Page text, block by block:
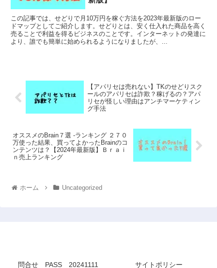
この記事では、せどりで月10万円を稼ぐ方法を2023年最新版のロー
ドマップとしてご紹介します。せどりとは、安く仕入れた商品を高く
売ることで利益を得るビジネスのことです。インターネットの発達に
より、誰でも簡単に始められるようになりましたが、...
【アパリセは売れない】TKのせどりスク
ールのアパリセは詐欺？稼げるの？アパ
リセが怪しい理由はアンチマーケティン
グ手法
オススメのBrain７選 -ランキング ２７０
万使った結果、買ってよかったBrainのコ
ンテンツは？【2024年最新版】Ｂｒａｉ
ｎ売上ランキング
ホーム Uncategorized
問合せ PASS 20241111 サイトポリシー